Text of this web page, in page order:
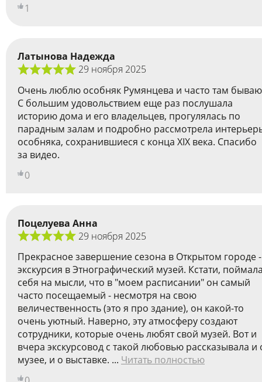
1
Латынова Надежда
29 ноября 2025
Очень люблю особняк Румянцева и часто там
С большим удовольствием еще раз послушала
историю дома и его владельцев, прогулялась по
парадным залам и подробно рассмотрела
особняка, сохранившиеся с конца ХIX века. Спасибо
за видео.
0
Поцелуева Анна
29 ноября 2025
Прекрасное завершение сезона в Открытом городе -
экскурсия в Этнографический музей. Кстати,
себя на мысли, что в "моем расписании" он самый
часто посещаемый - несмотря на свою
величественность (это я про здание), он какой-то
очень уютный. Наверно, эту атмосферу создают
сотрудники, которые очень любят свой музей. Вот и
вчера экскурсовод с такой любовью рассказывала и
музее, и о выставке. ... Читать полностью